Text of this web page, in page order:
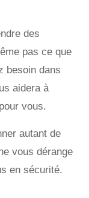
des
pas ce que
besoin dans
aidera à
vous.
autant de
vous dérange
en sécurité.